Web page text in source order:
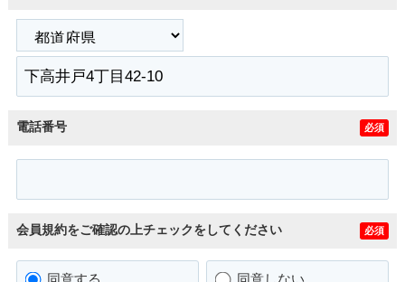
電話番号 必須
会員規約をご確認の上チェックをしてください 必須
同意する 同意しない